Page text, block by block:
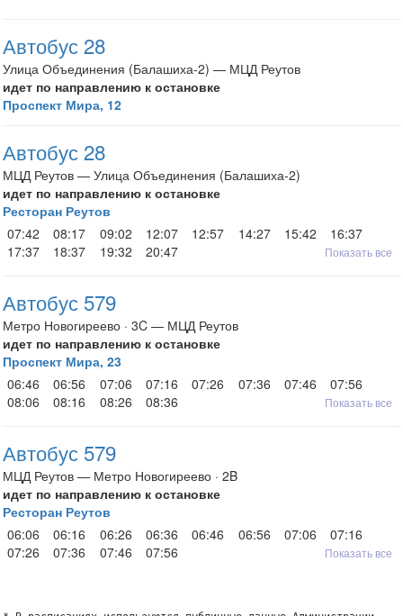
Автобус 28
Улица Объединения (Балашиха-2) — МЦД Реутов
идет по направлению к остановке
Проспект Мира, 12
Автобус 28
МЦД Реутов — Улица Объединения (Балашиха-2)
идет по направлению к остановке
Ресторан Реутов
07:42
08:17 09:02 12:07 12:57 14:27 15:42
16:37
17:37
18:37 19:32 20:47 Показать все
Автобус 579
Метро Новогиреево · 3C — МЦД Реутов
идет по направлению к остановке
Проспект Мира, 23
06:46
06:56 07:06 07:16 07:26 07:36 07:46
07:56
08:06
08:16 08:26 08:36 Показать все
Автобус 579
МЦД Реутов — Метро Новогиреево · 2B
идет по направлению к остановке
Ресторан Реутов
06:06
06:16 06:26 06:36 06:46 06:56 07:06
07:16
07:26
07:36 07:46 07:56 Показать все